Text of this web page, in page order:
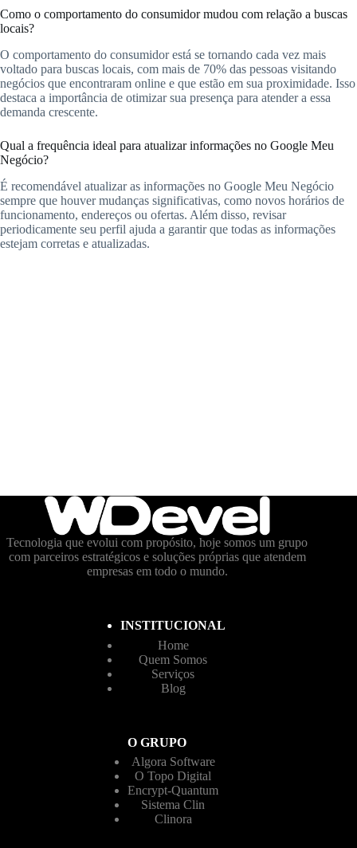
Como o comportamento do consumidor mudou com relação a buscas
locais?
O comportamento do consumidor está se tornando cada vez mais
voltado para buscas locais, com mais de 70% das pessoas visitando
negócios que encontraram online e que estão em sua proximidade. Isso
destaca a importância de otimizar sua presença para atender a essa
demanda crescente.
Qual a frequência ideal para atualizar informações no Google Meu
Negócio?
É recomendável atualizar as informações no Google Meu Negócio
sempre que houver mudanças significativas, como novos horários de
funcionamento, endereços ou ofertas. Além disso, revisar
periodicamente seu perfil ajuda a garantir que todas as informações
estejam corretas e atualizadas.
Tecnologia que evolui com propósito, hoje somos um grupo
com parceiros estratégicos e soluções próprias que atendem
empresas em todo o mundo.
INSTITUCIONAL
Home
Quem Somos
Serviços
Blog
O GRUPO
Algora Software
O Topo Digital
Encrypt-Quantum
Sistema Clin
Clinora